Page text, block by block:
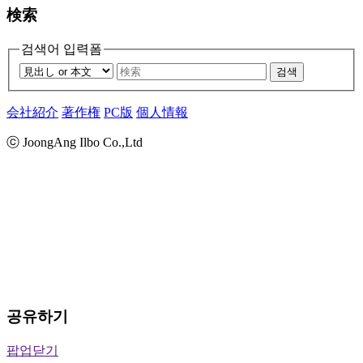
検索
검색어 입력폼
검색
会社紹介 著作権 PC版 個人情報
ⓒ JoongAng Ilbo Co.,Ltd
공유하기
팝업닫기